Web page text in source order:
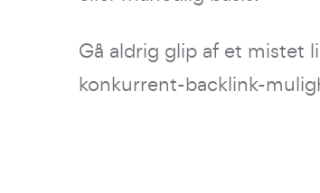
Gå aldrig glip af et mistet
konkurrent-backlink-